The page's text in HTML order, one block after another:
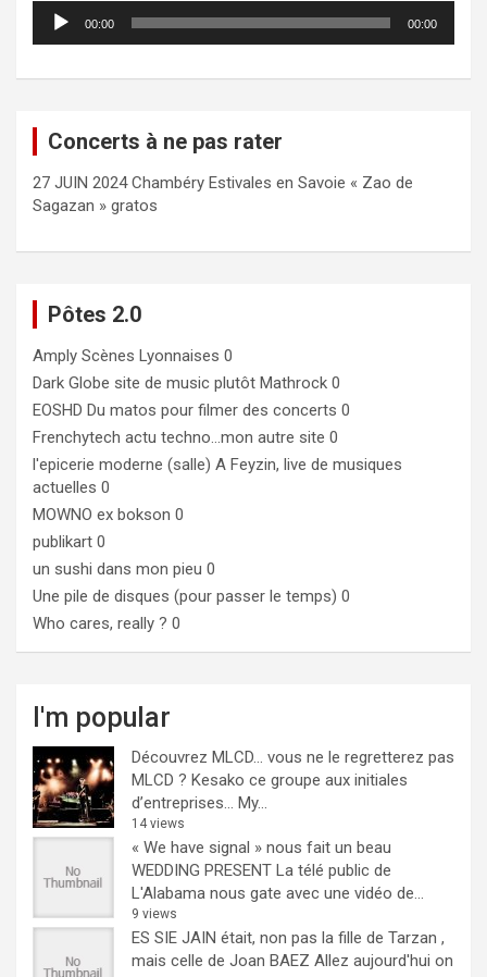
Lecteur
audio
00:00 00:00
Concerts à ne pas rater
27 JUIN 2024 Chambéry Estivales en Savoie « Zao de
Sagazan » gratos
Pôtes 2.0
Amply Scènes Lyonnaises 0
Dark Globe site de music plutôt Mathrock 0
EOSHD Du matos pour filmer des concerts 0
Frenchytech actu techno…mon autre site 0
l'epicerie moderne (salle) A Feyzin, live de musiques
actuelles 0
MOWNO ex bokson 0
publikart 0
un sushi dans mon pieu 0
Une pile de disques (pour passer le temps) 0
Who cares, really ? 0
I'm popular
Découvrez MLCD… vous ne le regretterez pas
MLCD ? Kesako ce groupe aux initiales
d’entreprises… My...
14 views
« We have signal » nous fait un beau
WEDDING PRESENT La télé public de
L'Alabama nous gate avec une vidéo de...
9 views
ES SIE JAIN était, non pas la fille de Tarzan ,
mais celle de Joan BAEZ Allez aujourd'hui on